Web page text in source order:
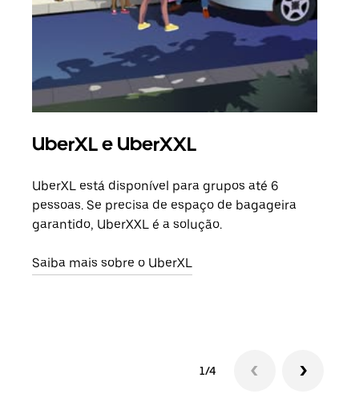
UberXL e UberXXL
UberXL está disponível para grupos até 6
pessoas. Se precisa de espaço de bagageira
garantido, UberXXL é a solução.
Saiba mais sobre o UberXL
1/4